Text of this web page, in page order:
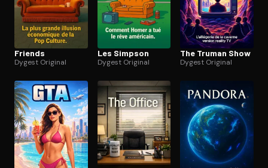
Friends
Dygest Original
Les Simpson
Dygest Original
The Truman Show
Dygest Original